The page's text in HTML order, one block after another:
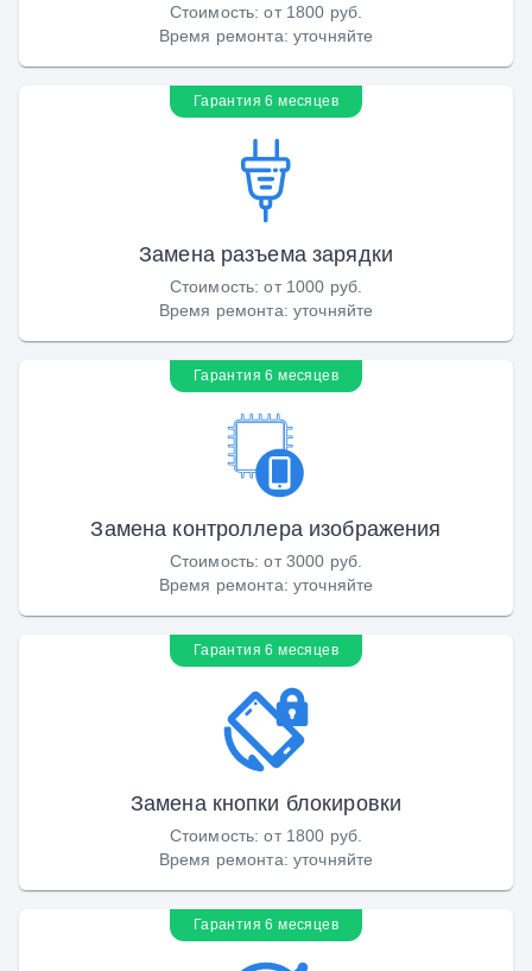
Стоимость:от 1800 руб.
Время ремонта: уточняйте
Гарантия 6 месяцев
Замена разъема зарядки
Стоимость:от 1000 руб.
Время ремонта: уточняйте
Гарантия 6 месяцев
Замена контроллера изображения
Стоимость:от 3000 руб.
Время ремонта: уточняйте
Гарантия 6 месяцев
Замена кнопки блокировки
Стоимость:от 1800 руб.
Время ремонта: уточняйте
Гарантия 6 месяцев